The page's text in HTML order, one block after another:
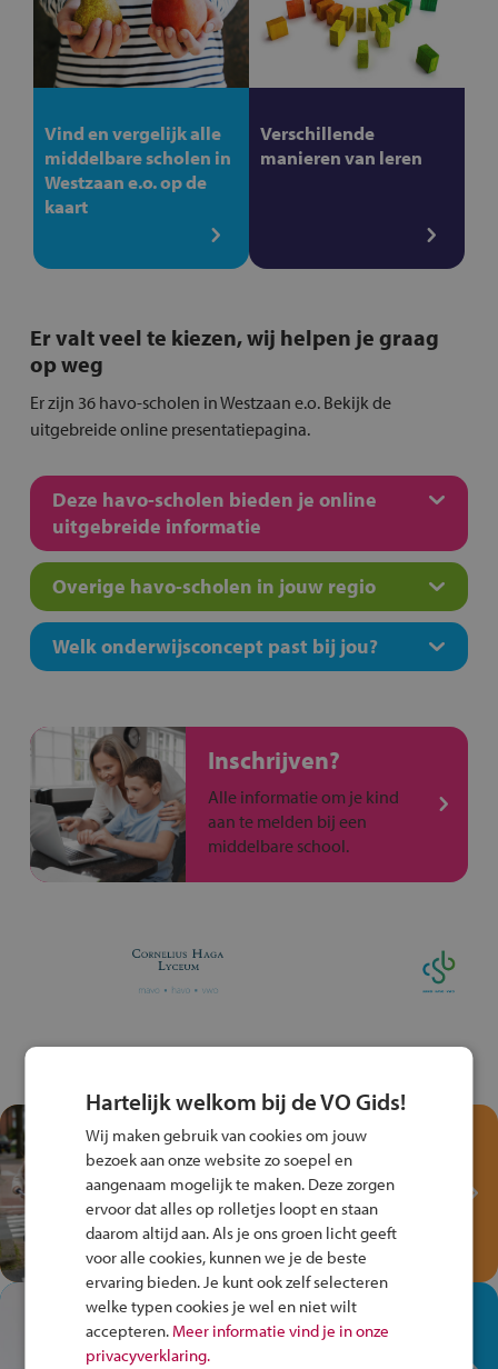
Vind en vergelijk alle
middelbare scholen in
Westzaan e.o. op de
kaart
Verschillende
manieren van leren
Er valt veel te kiezen, wij helpen je graag
op weg
Er zijn 36 havo-scholen in Westzaan e.o. Bekijk de
uitgebreide online presentatiepagina.
Deze havo-scholen bieden je online
uitgebreide informatie
Overige havo-scholen in jouw regio
Welk onderwijsconcept past bij jou?
Inschrijven?
Alle informatie om je kind
aan te melden bij een
middelbare school.
Test je kennis met het
Fiets Veilig
Verkeersspel!
Speel het Fiets Veilig Verkeersspel
en win een Cortina-fiets!
In de winkel ben je op je
plek!
Hartelijk welkom bij de VO Gids!
Wij maken gebruik van cookies om jouw
bezoek aan onze website zo soepel en
aangenaam mogelijk te maken. Deze zorgen
ervoor dat alles op rolletjes loopt en staan
daarom altijd aan. Als je ons groen licht geeft
voor alle cookies, kunnen we je de beste
ervaring bieden. Je kunt ook zelf selecteren
welke typen cookies je wel en niet wilt
accepteren. Meer informatie vind je in onze
privacyverklaring.